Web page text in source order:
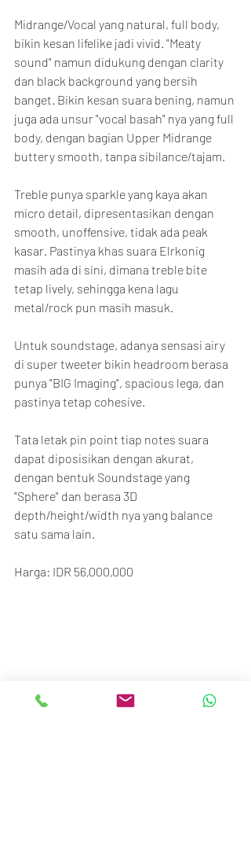
Midrange/Vocal yang natural, full body,
bikin kesan lifelike jadi vivid. "Meaty
sound" namun didukung dengan clarity
dan black background yang bersih
banget. Bikin kesan suara bening, namun
juga ada unsur "vocal basah" nya yang full
body, dengan bagian Upper Midrange
buttery smooth, tanpa sibilance/tajam.
Treble punya sparkle yang kaya akan
micro detail, dipresentasikan dengan
smooth, unoffensive, tidak ada peak
kasar. Pastinya khas suara Elrkonig
masih ada di sini, dimana treble bite
tetap lively, sehingga kena lagu
metal/rock pun masih masuk.
Untuk soundstage, adanya sensasi airy
di super tweeter bikin headroom berasa
punya "BIG Imaging", spacious lega, dan
pastinya tetap cohesive.
Tata letak pin point tiap notes suara
dapat diposisikan dengan akurat,
dengan bentuk Soundstage yang
"Sphere" dan berasa 3D
depth/height/width nya yang balance
satu sama lain.
Harga: IDR 56,000,000